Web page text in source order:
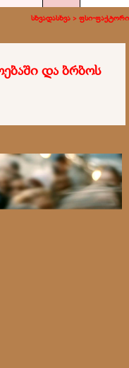
სხვადასხვა > ფსი-ფაქტორი
და ბრბოს